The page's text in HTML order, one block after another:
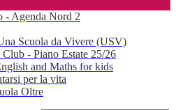
- Agenda Nord 2
Scuola da Vivere (USV)
- Piano Estate 25/26
and Maths for kids
per la vita
Oltre